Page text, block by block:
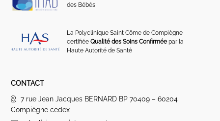
des Bébés
La Polyclinique Saint Côme de Compiègne
certifiéeQualité des Soins Confirméepar la
Haute Autorité de Santé
CONTACT
7 rue Jean Jacques BERNARD BP 70409 – 60204
Compiègne cedex